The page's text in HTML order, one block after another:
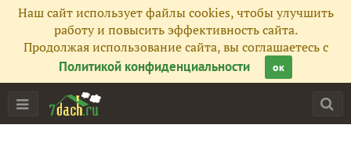
Наш сайт использует файлы cookies, чтобы улучшить
работу и повысить эффективность сайта.
Продолжая использование сайта, вы соглашаетесь с
Политикой конфиденциальности
ок